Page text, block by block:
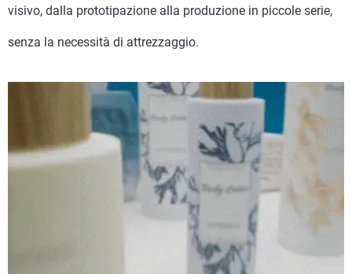
visivo, dalla prototipazione alla produzione in piccole serie,
senza la necessità di attrezzaggio.